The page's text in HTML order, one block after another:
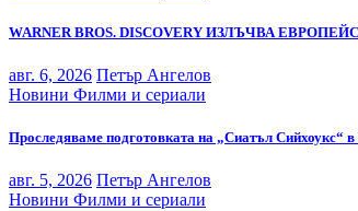
WARNER BROS. DISCOVERY ИЗЛЪЧВА
авг. 6, 2026 Петър Ангелов
Новини Филми и сериали
Проследяваме подготовката на „Сиатъл Сийхоукс“
авг. 5, 2026 Петър Ангелов
Новини Филми и сериали